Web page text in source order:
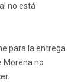
no está
para la entrega
Morena no